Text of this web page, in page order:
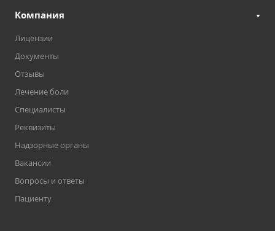
Компания
Лицензии
Документы
Отзывы
Лечение боли
Специалисты
Реквизиты
Надзорные органы
Вакансии
Вопросы и ответы
Пациенту